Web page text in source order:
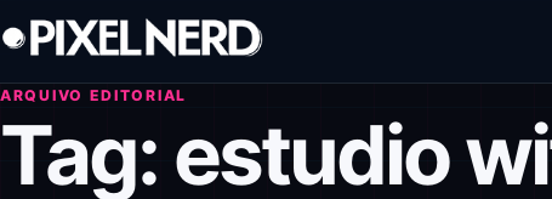
Pular para o conteúdo
ARQUIVO EDITORIAL
Tag:estudio